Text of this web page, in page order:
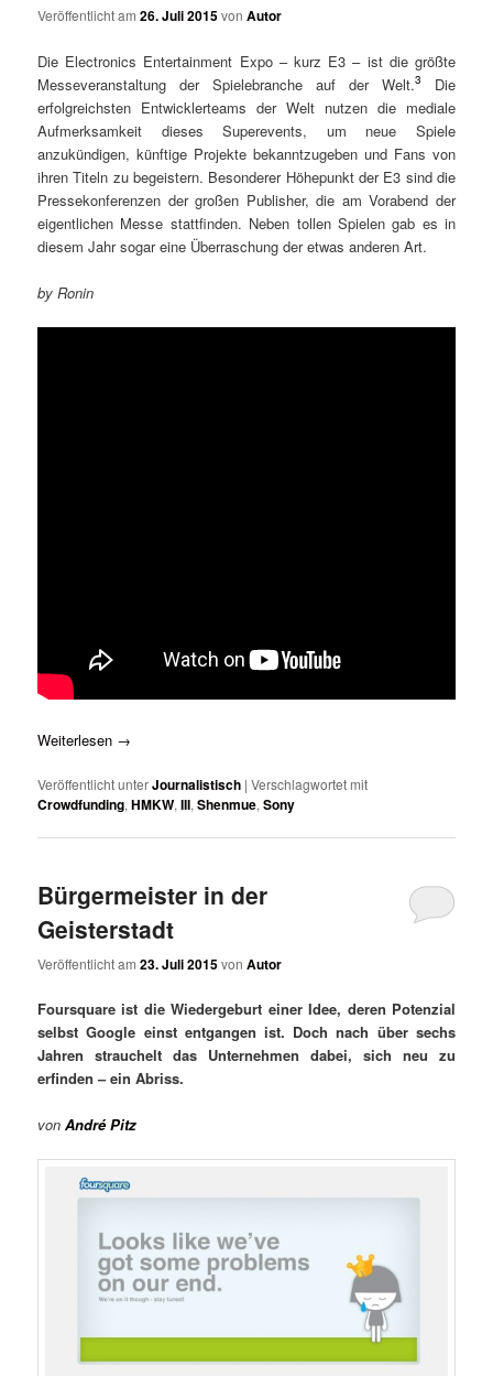
Veröffentlicht am26. Juli 2015vonAutor
Die Electronics Entertainment Expo – kurz E3 – ist die größte
Messeveranstaltung der Spielebranche auf der Welt.3
Die
erfolgreichsten Entwicklerteams der Welt nutzen die mediale
Aufmerksamkeit dieses Superevents, um neue Spiele
anzukündigen, künftige Projekte bekanntzugeben und Fans von
ihren Titeln zu begeistern. Besonderer Höhepunkt der E3 sind die
Pressekonferenzen der großen Publisher, die am Vorabend der
eigentlichen Messe stattfinden. Neben tollen Spielen gab es in
diesem Jahr sogar eine Überraschung der etwas anderen Art.
by Ronin
Weiterlesen →
Veröffentlicht unterJournalistisch |Verschlagwortet mit
Crowdfunding,HMKW,III,Shenmue,Sony
Bürgermeister in der
Geisterstadt
Veröffentlicht am23. Juli 2015vonAutor
Foursquare ist die Wiedergeburt einer Idee, deren Potenzial
selbst Google einst entgangen ist. Doch nach über sechs
Jahren strauchelt das Unternehmen dabei, sich neu zu
erfinden – ein Abriss.
vonAndré Pitz